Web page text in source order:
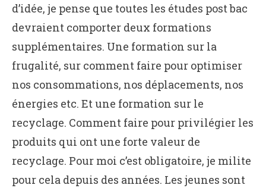
d’idée, je pense que toutes les études post bac
devraient comporter deux formations
supplémentaires. Une formation sur la
frugalité, sur comment faire pour optimiser
nos consommations, nos déplacements, nos
énergies etc. Et une formation sur le
recyclage. Comment faire pour privilégier les
produits qui ont une forte valeur de
recyclage. Pour moi c’est obligatoire, je milite
pour cela depuis des années. Les jeunes sont